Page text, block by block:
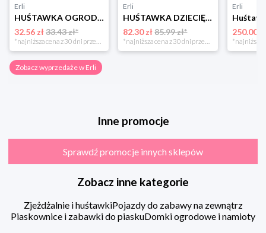
Erli
HUŚTAWKA OGRODOWA DLA DZIECI deska siedzisko plac zabaw MOCNA ZOYA
32.56 zł33.43 zł*
*najniższa cena z 30 dni przed obniżką
Erli
HUŚTAWKA DZIECIĘCA DO OGRODU, BUJAK DLA DZIEWCZYNKI ZABAWKA OGRODOWA
82.30 zł 85.99 zł*
*najniższa cena z 30 dni przed obniżką
Erli
250.00 zł
Zobacz wyprzedaże w Erli
Inne promocje
Sprawdź promocje innych sklepów
Zobacz inne kategorie
Zjeżdżalnie i huśtawkiPojazdy do zabawy na zewnątrz
Piaskownice i zabawki do piaskuDomki ogrodowe i namioty